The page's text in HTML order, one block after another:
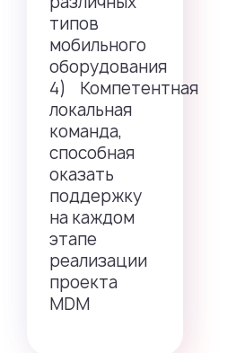
типов
мобильного
оборудования
4) Компетентная
локальная
команда,
способная
оказать
поддержку
на каждом
этапе
реализации
проекта
MDM